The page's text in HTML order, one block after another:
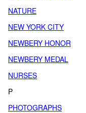
NATURE
NEW YORK CITY
NEWBERY HONOR
NEWBERY MEDAL
NURSES
P
PHOTOGRAPHS